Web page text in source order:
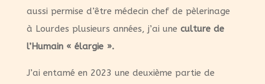
aussi permise d’être médecin chef de pèlerinage
à Lourdes plusieurs années, j’ai une culture de
l’Humain « élargie ».
J’ai entamé en 2023 une deuxième partie de